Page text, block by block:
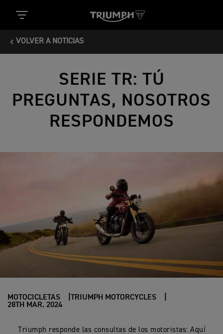
VOLVER A NOTICIAS
SERIE TR: TÚ
PREGUNTAS, NOSOTROS
RESPONDEMOS
MOTOCICLETAS
TRIUMPH MOTORCYCLES
28TH MAR. 2024
Triumph responde las consultas de los motoristas: Aquí